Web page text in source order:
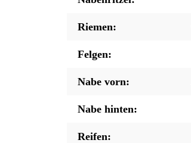
Riemen:
Felgen:
Nabe vorn:
Nabe hinten:
Reifen: